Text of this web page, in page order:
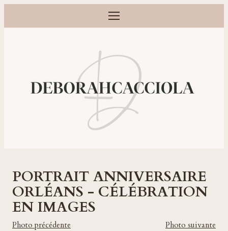
Ouvrir le menu
Photographe grossesse, naissance, bébé et famille à Orléans
PORTRAIT ANNIVERSAIRE
ORLÉANS - CÉLÉBRATION
EN IMAGES
Photo précédente Photo suivante